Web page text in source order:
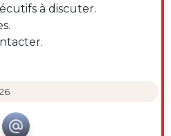
à discuter.
